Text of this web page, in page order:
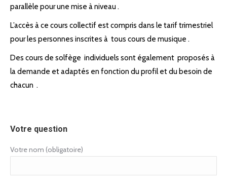
parallèle pour une mise à niveau .
L’accès à ce cours collectif est compris dans le tarif trimestriel
pour les personnes inscrites à tous cours de musique .
Des cours de solfège individuels sont également proposés à
la demande et adaptés en fonction du profil et du besoin de
chacun .
Votre question
Votre nom (obligatoire)